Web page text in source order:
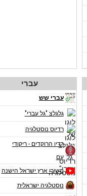
עברי
עברי שש
גלגלצ "גל עברי"
רדיוס נוסטלגיה
רדיו הרוקדים - ריקודי
עם
משירי ארץ ישראל הישנה
נוסטלגיה ישראלית